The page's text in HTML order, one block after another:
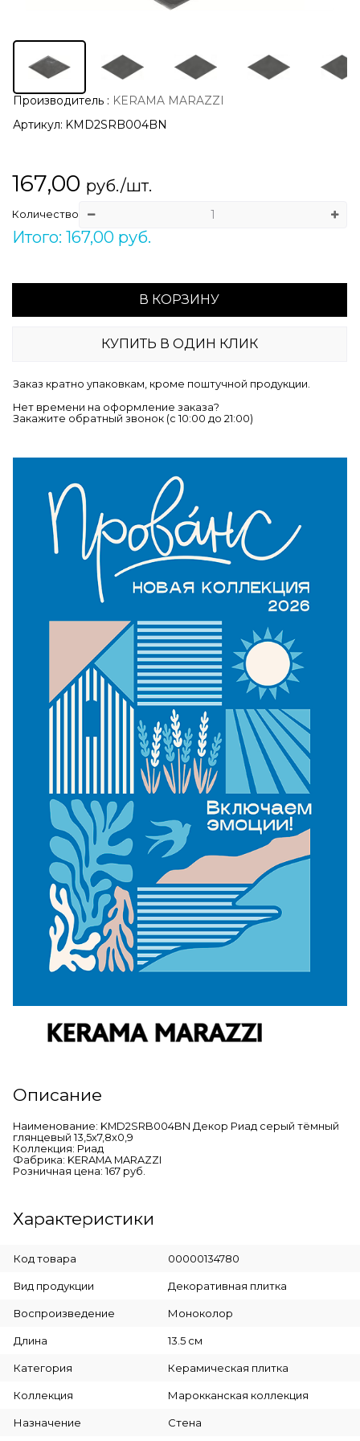
Производитель : KERAMA MARAZZI
Артикул: KMD2SRB004BN
167,00 руб./шт.
Количество
Итого: 167,00 руб.
В КОРЗИНУ
КУПИТЬ В ОДИН КЛИК
Заказ кратно упаковкам, кроме поштучной продукции.
Нет времени на оформление заказа?
Закажите обратный звонок (c 10:00 до 21:00)
Описание
Наименование: KMD2SRB004BN Декор Риад серый тёмный
глянцевый 13,5x7,8x0,9
Коллекция: Риад
Фабрика: KERAMA MARAZZI
Розничная цена: 167 руб.
Характеристики
Код товара 00000134780
Вид продукции Декоративная плитка
Воспроизведение Моноколор
Длина 13.5 см
Категория Керамическая плитка
Коллекция Марокканская коллекция
Назначение Стена